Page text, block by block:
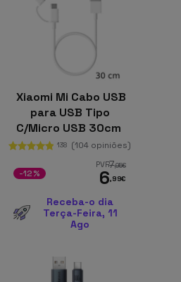
Xiaomi Mi Cabo USB
para USB Tipo
C/Micro USB 30cm
138 (104 opiniões)
PVR7,95€
6,99€
-12%
Receba-o dia
Terça-Feira, 11
Ago